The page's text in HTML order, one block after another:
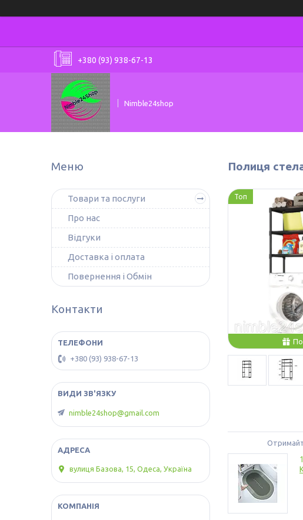
+380 (93) 938-67-13
Nimble24shop
Полиця
Топ
Товари та послуги
Про нас
Відгуки
Доставка і оплата
Повернення і Обмін
Контакти
+380 (93) 938-67-13
nimble24shop@gmail.com
вулиця Базова, 15, Одеса, Україна